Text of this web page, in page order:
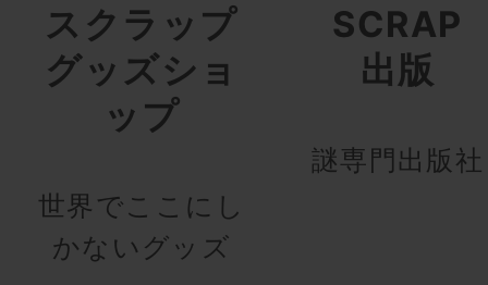
スクラップ
グッズショ
ップ
世界でここにし
かないグッズ
SCRAP
出版
謎専門出版社